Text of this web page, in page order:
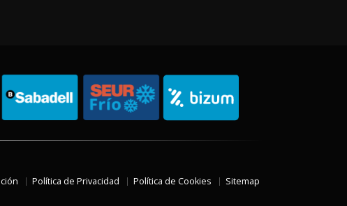
Política de Privacidad Política de Cookies Sitemap